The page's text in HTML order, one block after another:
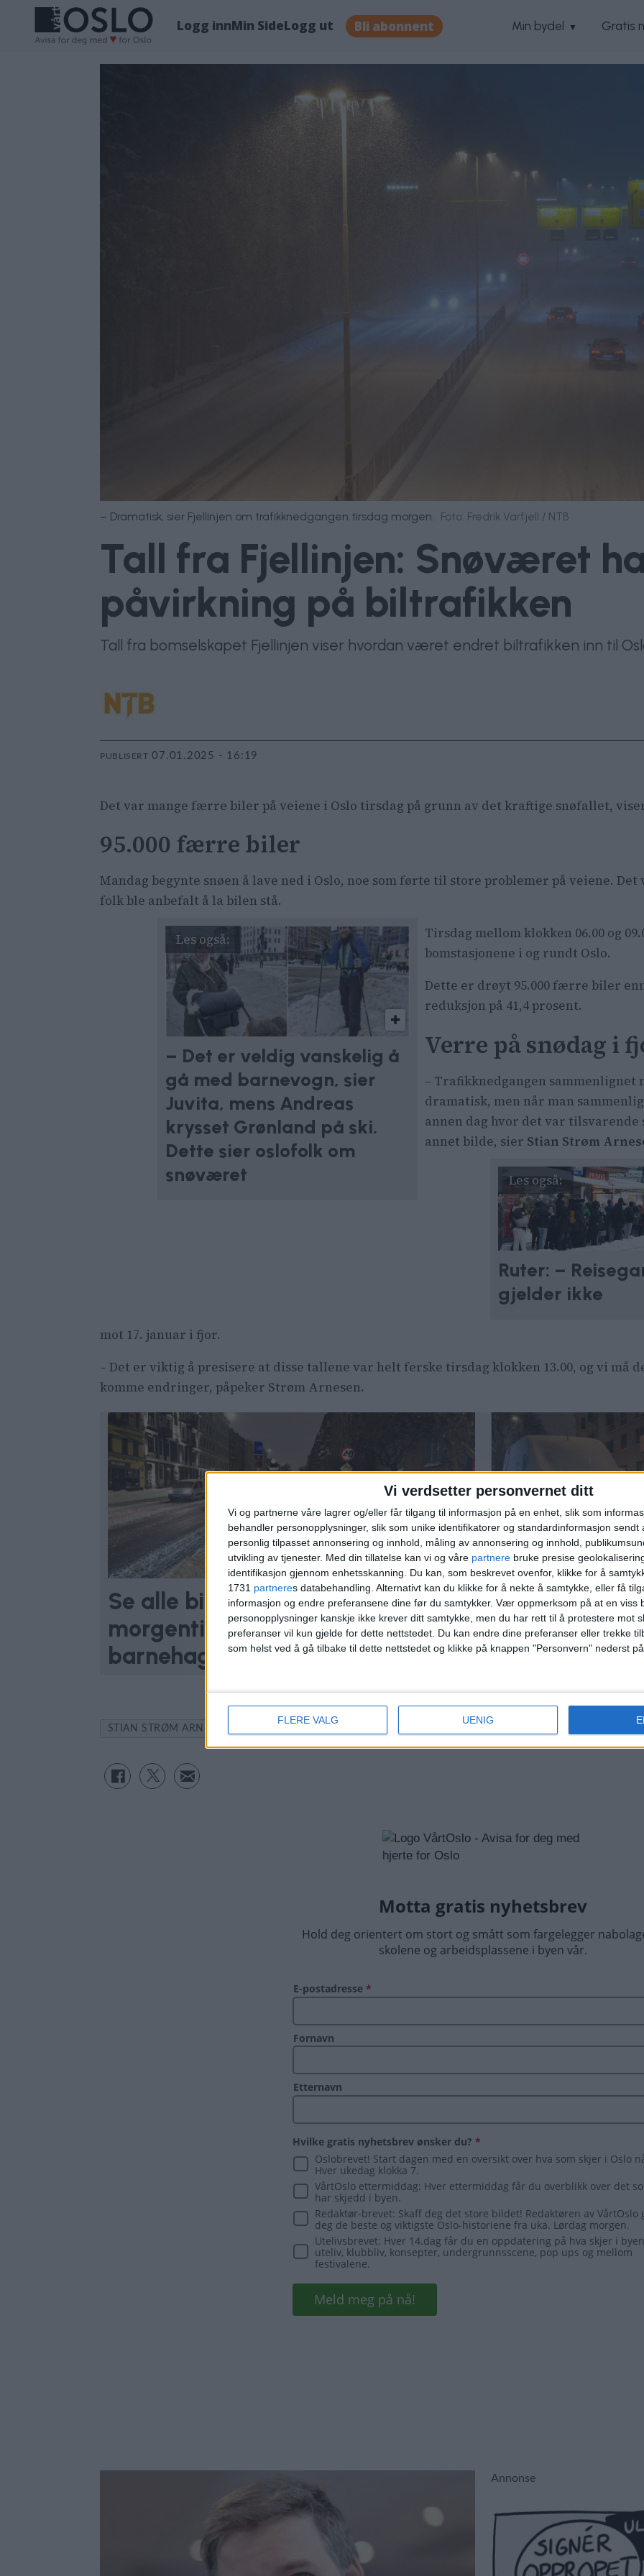
Vi verdsetter personvernet ditt
Vi og partnerne våre lagrer og/eller får tilgang til informasjon på en enhet, slik som
behandler personopplysninger, slik som unike identifikatorer og standardinformasjon sendt
personlig tilpasset annonsering og innhold, måling av annonsering og innhold,
utvikling av tjenester. Med din tillatelse kan vi og våre partnere bruke presise
identifikasjon gjennom enhetsskanning. Du kan, som beskrevet ovenfor, klikke for å
1731 partneres databehandling. Alternativt kan du klikke for å nekte å samtykke, eller få
informasjon og endre preferansene dine før du samtykker. Vær oppmerksom på at en viss
personopplysninger kanskje ikke krever ditt samtykke, men du har rett til å protestere mot
preferanser vil kun gjelde for dette nettstedet. Du kan endre dine preferanser eller trekke
som helst ved å gå tilbake til dette nettstedet og klikke på knappen "Personvern" nederst på
FLERE VALG UENIG
Logg innMin SideLogg ut Bli abonnent Min bydel Gratis
– Dramatisk, sier Fjellinjen om trafikknedgangen tirsdag morgen. Foto: Fredrik Varfjell / NTB
Tall fra Fjellinjen: Snøværet
påvirkning på biltrafikken
Tall fra bomselskapet Fjellinjen viser hvordan været endret biltrafikken inn til
PUBLISERT 07.01.2025 - 16:19
Det var mange færre biler på veiene i Oslo tirsdag på grunn av det kraftige snøfallet,
95.000 færre biler
Mandag begynte snøen å lave ned i Oslo, noe som førte til store problemer på veiene.
folk ble anbefalt å la bilen stå.
– Det er veldig vanskelig å
gå med barnevogn, sier
Juvita, mens Andreas
krysset Grønland på ski.
Dette sier oslofolk om
snøværet
Tirsdag mellom klokken 06.00 og
bomstasjonene i og rundt Oslo.
Dette er drøyt 95.000 færre biler
reduksjon på 41,4 prosent.
Verre på snødag i
– Trafikknedgangen sammenlignet
dramatisk, men når man
annen dag hvor det var
annet bilde, sier Stian Strøm
Ruter: –
gjelder ikke
mot 17. januar i fjor.
– Det er viktig å presisere at disse tallene var helt ferske tirsdag klokken 13.00, og vi må
komme endringer, påpeker Strøm Arnesen.
Se alle bildene fra snøkaoset i
morgentimene: Gikk på ski til
barnehagen og jobben
Jeg sier som
«Måk sjæl»
STIAN STRØM ARNESEN
Annonse